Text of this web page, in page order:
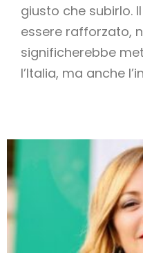
giusto che subirlo.
essere rafforzato,
significherebbe
l’Italia, ma anche